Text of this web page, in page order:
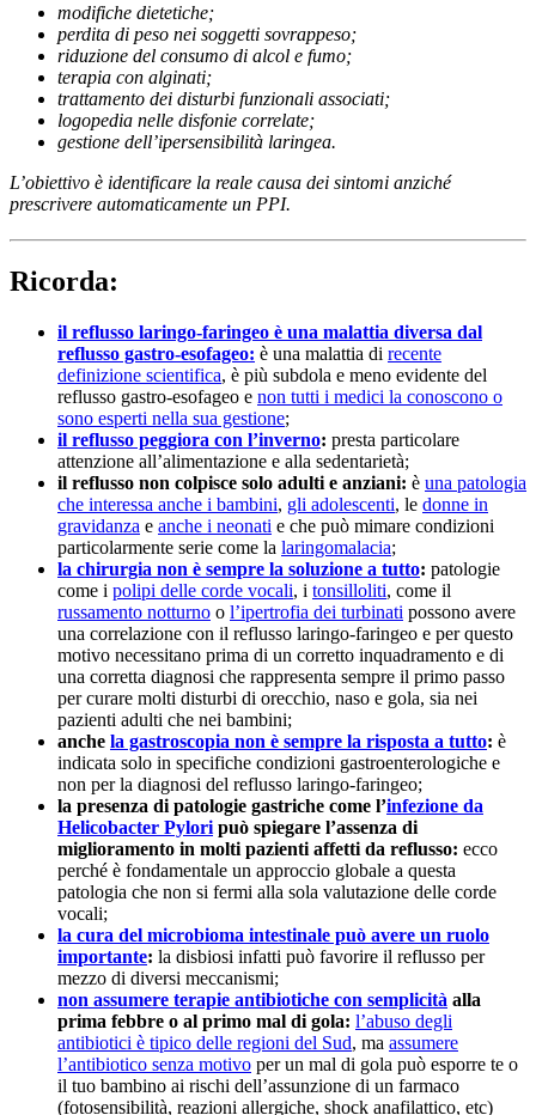
modifiche dietetiche;
perdita di peso nei soggetti sovrappeso;
riduzione del consumo di alcol e fumo;
terapia con alginati;
trattamento dei disturbi funzionali associati;
logopedia nelle disfonie correlate;
gestione dell’ipersensibilità laringea.
L’obiettivo è identificare la reale causa dei sintomi anziché
prescrivere automaticamente un PPI.
Ricorda:
il reflusso laringo-faringeo è una malattia diversa dal
reflusso gastro-esofageo: è una malattia di recente
definizione scientifica, è più subdola e meno evidente del
reflusso gastro-esofageo e non tutti i medici la conoscono o
sono esperti nella sua gestione;
il reflusso peggiora con l’inverno: presta particolare
attenzione all’alimentazione e alla sedentarietà;
il reflusso non colpisce solo adulti e anziani: è una patologia
che interessa anche i bambini, gli adolescenti, le donne in
gravidanza e anche i neonati e che può mimare condizioni
particolarmente serie come la laringomalacia;
la chirurgia non è sempre la soluzione a tutto: patologie
come i polipi delle corde vocali, i tonsilloliti, come il
russamento notturno o l’ipertrofia dei turbinati possono avere
una correlazione con il reflusso laringo-faringeo e per questo
motivo necessitano prima di un corretto inquadramento e di
una corretta diagnosi che rappresenta sempre il primo passo
per curare molti disturbi di orecchio, naso e gola, sia nei
pazienti adulti che nei bambini;
anche la gastroscopia non è sempre la risposta a tutto: è
indicata solo in specifiche condizioni gastroenterologiche e
non per la diagnosi del reflusso laringo-faringeo;
la presenza di patologie gastriche come l’infezione da
Helicobacter Pylori può spiegare l’assenza di
miglioramento in molti pazienti affetti da reflusso: ecco
perché è fondamentale un approccio globale a questa
patologia che non si fermi alla sola valutazione delle corde
vocali;
la cura del microbioma intestinale può avere un ruolo
importante: la disbiosi infatti può favorire il reflusso per
mezzo di diversi meccanismi;
non assumere terapie antibiotiche con semplicità alla
prima febbre o al primo mal di gola: l’abuso degli
antibiotici è tipico delle regioni del Sud, ma assumere
l’antibiotico senza motivo per un mal di gola può esporre te o
il tuo bambino ai rischi dell’assunzione di un farmaco
(fotosensibilità, reazioni allergiche, shock anafilattico, etc)